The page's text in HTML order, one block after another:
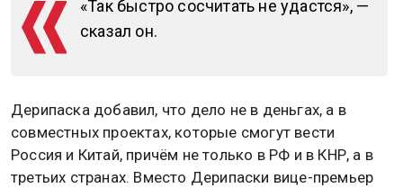
«Так быстро сосчитать не удастся», —
сказал он.
Дерипаска добавил, что дело не в деньгах, а в
совместных проектах, которые смогут вести
Россия и Китай, причём не только в РФ и в КНР, а в
третьих странах. Вместо Дерипаски вице-премьер